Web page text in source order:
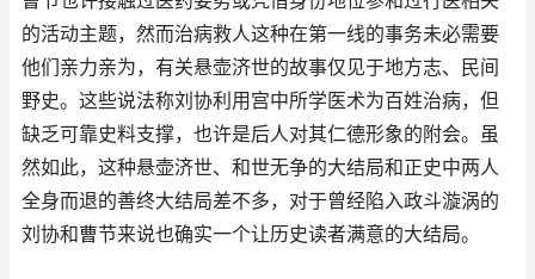
的活动主题，然而治病救人这种在第一线的事务未必需要
他们亲力亲为，有关悬壶济世的故事仅见于地方志、民间
野史。这些说法称刘协利用宫中所学医术为百姓治病，但
缺乏可靠史料支撑，也许是后人对其仁德形象的附会。虽
然如此，这种悬壶济世、和世无争的大结局和正史中两人
全身而退的善终大结局差不多，对于曾经陷入政斗漩涡的
刘协和曹节来说也确实一个让历史读者满意的大结局。